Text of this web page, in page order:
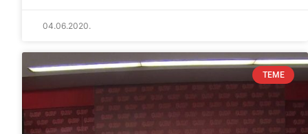
04.06.2020.
TEME